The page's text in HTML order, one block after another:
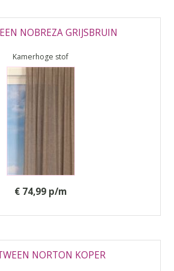
NOBREZA GRIJSBRUIN
Kamerhoge stof
€ 74,99 p/m
NORTON KOPER